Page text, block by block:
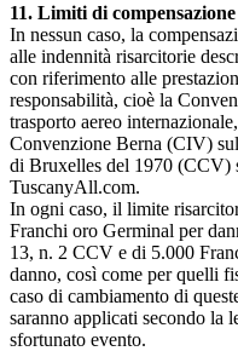
11. Limiti di compensazione
In nessun caso, la
alle indennità risarcitorie
con riferimento alle
responsabilità, cioè la
trasporto aereo
Convenzione Berna (CIV)
di Bruxelles del 1970 (CCV)
TuscanyAll.com.
In ogni caso, il limite
Franchi oro Germinal per
13, n. 2 CCV e di 5.000
danno, così come per quelli
caso di cambiamento di
saranno applicati secondo la
sfortunato evento.